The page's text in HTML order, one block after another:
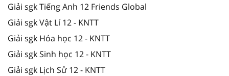
Giải sgk Tiếng Anh 12 Friends Global
Giải sgk Vật Lí 12 - KNTT
Giải sgk Hóa học 12 - KNTT
Giải sgk Sinh học 12 - KNTT
Giải sgk Lịch Sử 12 - KNTT